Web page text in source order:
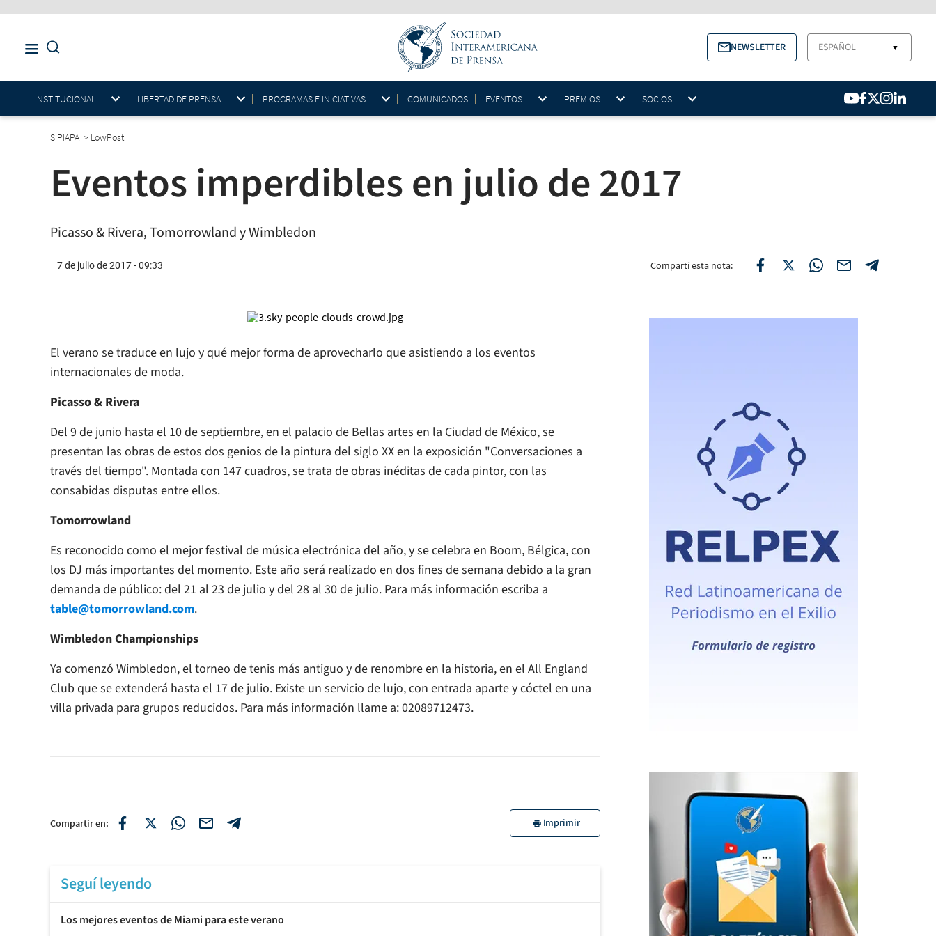
NEWSLETTER ESPAÑOL ▼
INSTITUCIONAL LIBERTAD DE PRENSA PROGRAMAS E INICIATIVAS COMUNICADOS EVENTOS PREMIOS SOCIOS
SIPIAPA > LowPost
Eventos imperdibles en julio de 2017
Picasso & Rivera, Tomorrowland y Wimbledon
7 de julio de 2017 - 09:33 Compartí esta nota:
El verano se traduce en lujo y qué mejor forma de aprovecharlo que asistiendo a los eventos
internacionales de moda.
Picasso & Rivera
Del 9 de junio hasta el 10 de septiembre, en el palacio de Bellas artes en la Ciudad de México, se
presentan las obras de estos dos genios de la pintura del siglo XX en la exposición "Conversaciones a
través del tiempo". Montada con 147 cuadros, se trata de obras inéditas de cada pintor, con las
consabidas disputas entre ellos.
Tomorrowland
Es reconocido como el mejor festival de música electrónica del año, y se celebra en Boom, Bélgica, con
los DJ más importantes del momento. Este año será realizado en dos fines de semana debido a la gran
demanda de público: del 21 al 23 de julio y del 28 al 30 de julio. Para más información escriba a
table@tomorrowland.com.
Wimbledon Championships
Ya comenzó Wimbledon, el torneo de tenis más antiguo y de renombre en la historia, en el All England
Club que se extenderá hasta el 17 de julio. Existe un servicio de lujo, con entrada aparte y cóctel en una
villa privada para grupos reducidos. Para más información llame a: 02089712473.
Compartir en: Imprimir
Seguí leyendo
Los mejores eventos de Miami para este verano